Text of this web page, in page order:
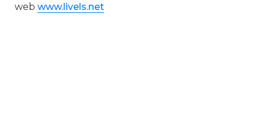
web www.livels.net